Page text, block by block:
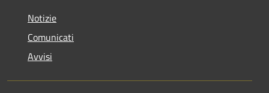
Notizie
Comunicati
Avvisi